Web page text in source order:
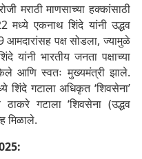
मराठी माणसाच्या हक्कांसाठी
मध्ये एकनाथ शिंदे यांनी उद्धव
आमदारांसह पक्ष सोडला, ज्यामुळे
यांनी भारतीय जनता पक्षाच्या
आणि स्वतः मुख्यमंत्री झाले.
गटाला अधिकृत ‘शिवसेना’
गटाला ‘शिवसेना (उद्धव
मिळाले.